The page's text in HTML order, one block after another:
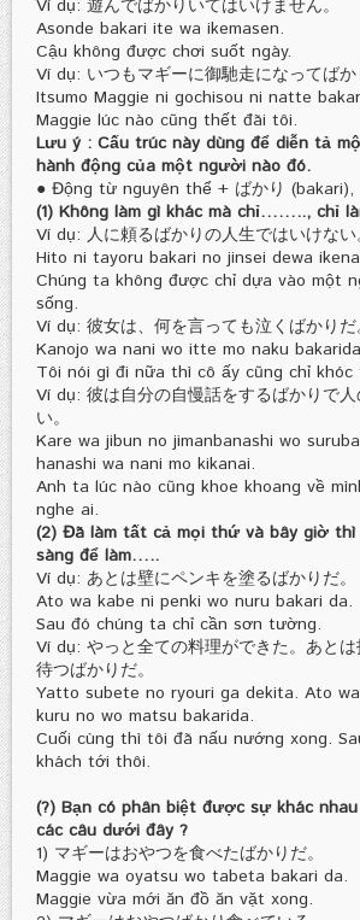
Ví dụ: 遊んでばかりいてはいけません。
Asonde bakari ite wa ikemasen.
Cậu không được chơi suốt ngày.
Ví dụ: いつもマギーに御馳走になってばか
Itsumo Maggie ni gochisou ni natte
Maggie lúc nào cũng thết đãi tôi.
Lưu ý : Cấu trúc này dùng để diễn tả
hành động của một người nào đó.
● Động từ nguyên thể + ばかり (bakari),
(1) Không làm gì khác mà chỉ…….., chỉ
Ví dụ: 人に頼るばかりの人生ではいけない
Hito ni tayoru bakari no jinsei dewa
Chúng ta không được chỉ dựa vào một
sống.
Ví dụ: 彼女は、何を言っても泣くばかりだ
Kanojo wa nani wo itte mo naku
Tôi nói gì đi nữa thì cô ấy cũng chỉ khóc
Ví dụ: 彼は自分の自慢話をするばかりで
い。
Kare wa jibun no jimanbanashi wo
hanashi wa nani mo kikanai.
Anh ta lúc nào cũng khoe khoang về
nghe ai.
(2) Đã làm tất cả mọi thứ và bây giờ
sàng để làm…..
Ví dụ: あとは壁にペンキを塗るばかりだ。
Ato wa kabe ni penki wo nuru bakari da.
Sau đó chúng ta chỉ cần sơn tường.
Ví dụ: やっと全ての料理ができた。あと
待つばかりだ。
Yatto subete no ryouri ga dekita. Ato
kuru no wo matsu bakarida.
Cuối cùng thì tôi đã nấu nướng xong.
khách tới thôi.
(?) Bạn có phân biệt được sự khác
các câu dưới đây ?
1) マギーはおやつを食べたばかりだ。
Maggie wa oyatsu wo tabeta bakari da.
Maggie vừa mới ăn đồ ăn vặt xong.